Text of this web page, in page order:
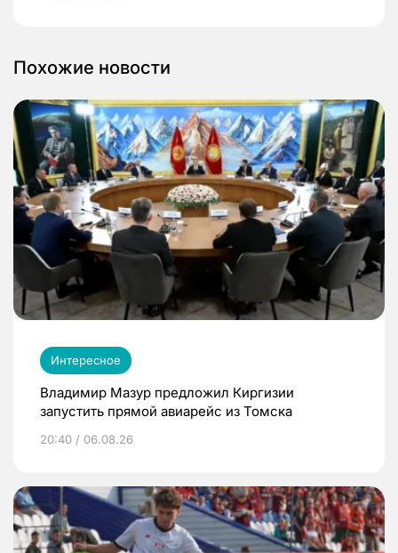
Похожие новости
Интересное
Владимир Мазур предложил Киргизии
запустить прямой авиарейс из Томска
20:40 / 06.08.26